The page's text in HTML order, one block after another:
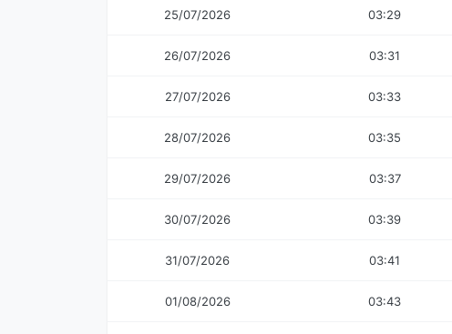
25/07/2026 03:29
26/07/2026 03:31
27/07/2026 03:33
28/07/2026 03:35
29/07/2026 03:37
30/07/2026 03:39
31/07/2026 03:41
01/08/2026 03:43